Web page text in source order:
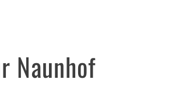
Naunhof